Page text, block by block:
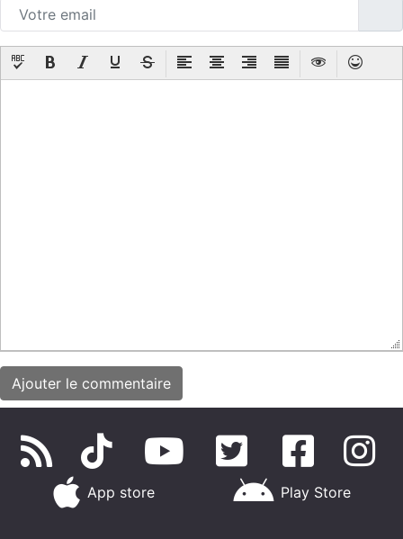
App store Play Store